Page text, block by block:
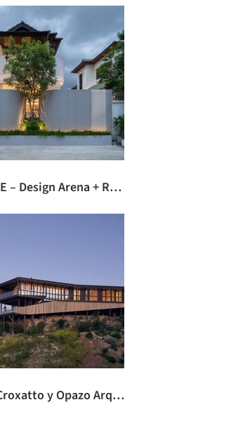
Casa Reborn / DARE – Design Arena + Research
Casa La Negrilla / Croxatto y Opazo Arquitectos